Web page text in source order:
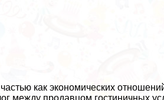
как экономических